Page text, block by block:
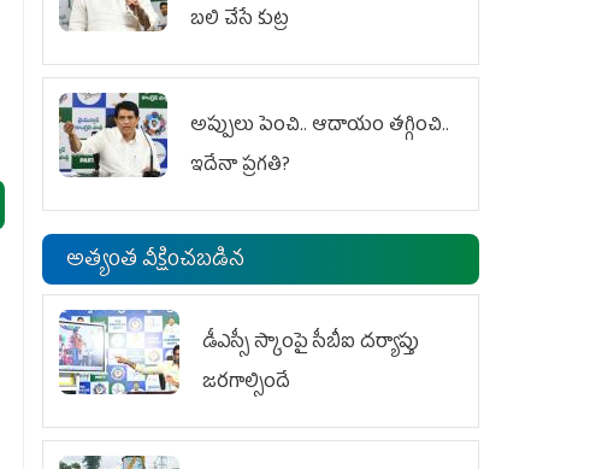
బలి చేసే కుట్ర‌
అప్పులు పెంచి.. ఆదాయం తగ్గించి..
ఇదేనా ప్రగతి?
అత్యంత వీక్షించబడిన
డీఎస్సీ స్కాంపై సీబీఐ దర్యాప్తు
జరగాల్సిందే